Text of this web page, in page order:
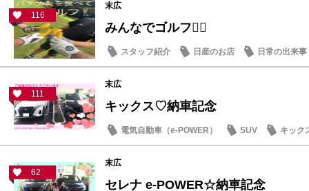
116
末広
みんなでゴルフ🏌️‍♂️
スタッフ紹介 日産のお店 日常の出来事
111
末広
キックス♡納車記念
電気自動車（e-POWER） SUV キック
62
末広
セレナ e-POWER☆納車記念